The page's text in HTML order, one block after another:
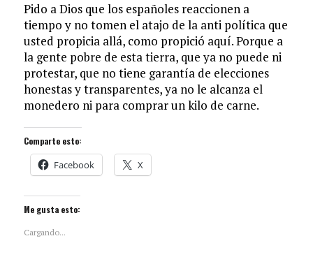
Pido a Dios que los españoles reaccionen a
tiempo y no tomen el atajo de la anti política que
usted propicia allá, como propició aquí. Porque a
la gente pobre de esta tierra, que ya no puede ni
protestar, que no tiene garantía de elecciones
honestas y transparentes, ya no le alcanza el
monedero ni para comprar un kilo de carne.
Comparte esto:
Facebook X
Me gusta esto:
Cargando...